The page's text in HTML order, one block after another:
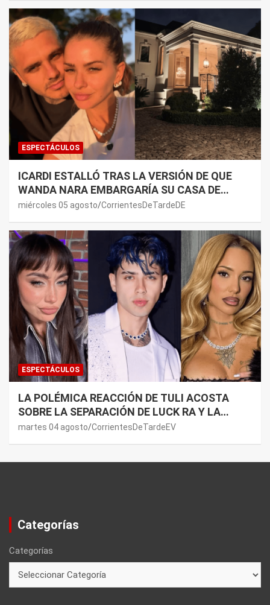
ESPECTÁCULOS
ICARDI ESTALLÓ TRAS LA VERSIÓN DE QUE
WANDA NARA EMBARGARÍA SU CASA DE
NORDELTA: “NECESITAN RASCAR DE ALGÚN
miércoles 05 agosto CorrientesDeTardeDE
ESPECTÁCULOS
LA POLÉMICA REACCIÓN DE TULI ACOSTA
SOBRE LA SEPARACIÓN DE LUCK RA Y LA
JOAQUI: “¿MI VERDAD?”
martes 04 agosto CorrientesDeTardeEV
Categorías
Categorías